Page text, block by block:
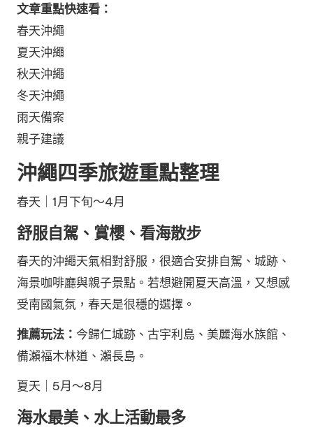
文章重點快速看：
春天沖繩
夏天沖繩
秋天沖繩
冬天沖繩
雨天備案
親子建議
沖繩四季旅遊重點整理
春天｜1月下旬～4月
舒服自駕、賞櫻、看海散步
春天的沖繩天氣相對舒服，很適合安排自駕、城跡、
海景咖啡廳與親子景點。若想避開夏天高溫，又想感
受南國氣氛，春天是很穩的選擇。
推薦玩法： 今歸仁城跡、古宇利島、美麗海水族館、
備瀨福木林道、瀨長島。
夏天｜5月～8月
海水最美、水上活動最多